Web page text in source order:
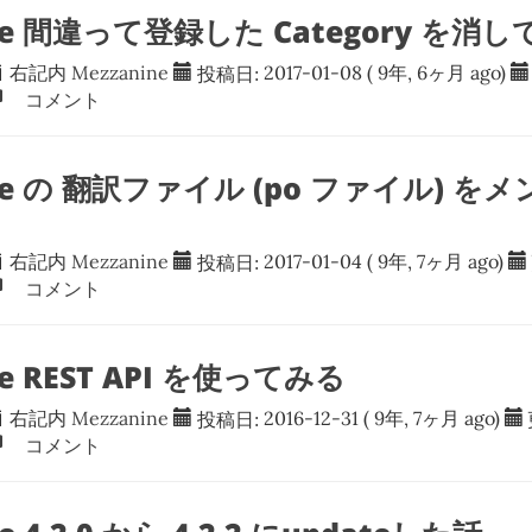
間違って登録した Category を消し
右記内Mezzanine 投稿日: 2017-01-08( 9年, 6ヶ月 ago)
コメント
の 翻訳ファイル (po ファイル) をメ
右記内Mezzanine 投稿日: 2017-01-04( 9年, 7ヶ月 ago)
コメント
API を使ってみる
右記内Mezzanine 投稿日: 2016-12-31( 9年, 7ヶ月 ago)
コメント